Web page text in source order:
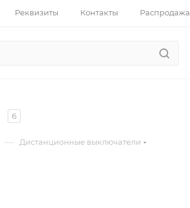
Реквизиты Контакты Распродажа
6
— Дистанционные выключатели